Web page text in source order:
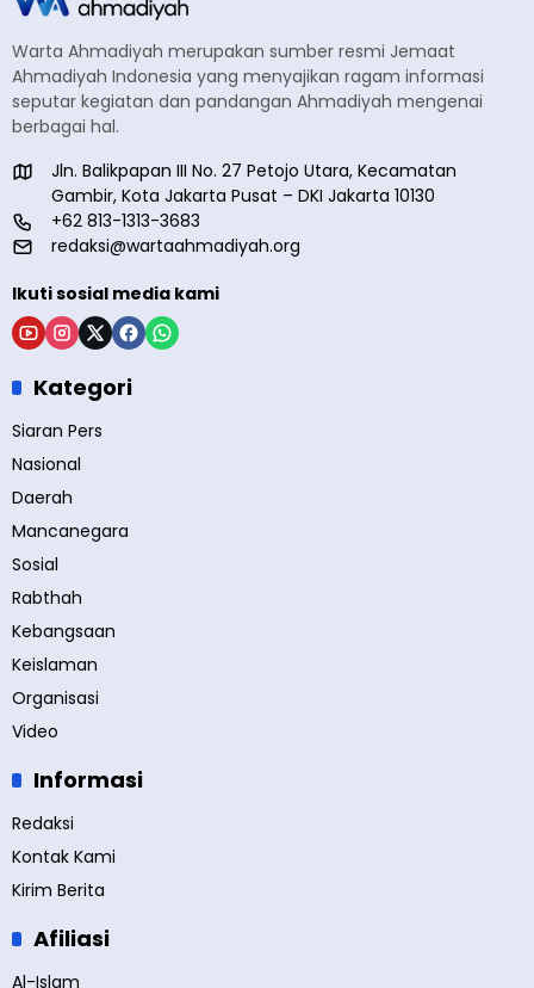
Warta Ahmadiyah merupakan sumber resmi Jemaat
Ahmadiyah Indonesia yang menyajikan ragam informasi
seputar kegiatan dan pandangan Ahmadiyah mengenai
berbagai hal.
Jln. Balikpapan III No. 27 Petojo Utara, Kecamatan
Gambir, Kota Jakarta Pusat – DKI Jakarta 10130
+62 813-1313-3683
redaksi@wartaahmadiyah.org
Ikuti sosial media kami
Kategori
Siaran Pers
Nasional
Daerah
Mancanegara
Sosial
Rabthah
Kebangsaan
Keislaman
Organisasi
Video
Informasi
Redaksi
Kontak Kami
Kirim Berita
Afiliasi
Al-Islam